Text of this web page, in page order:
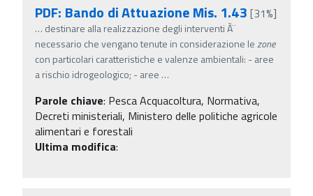
PDF: Bando di Attuazione Mis. 1.43 [31%]
… destinare alla realizzazione degli interventi Ã¨
necessario che vengano tenute in considerazione lezone
con particolari caratteristiche e valenze ambientali: - aree
a rischio idrogeologico; - aree …
Parole chiave: Pesca Acquacoltura, Normativa,
Decreti ministeriali, Ministero delle politiche agricole
alimentari e forestali
Ultima modifica: